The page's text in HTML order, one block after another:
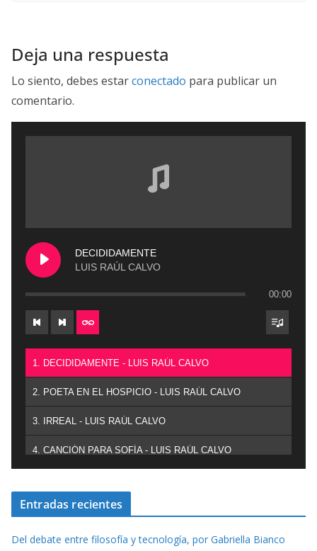
Deja una respuesta
Lo siento, debes estarconectado para publicar un
comentario.
DECIDIDAMENTE
LUIS RAÚL CALVO
00:00
1. DECIDIDAMENTE - LUIS RAÚL CALVO
2. POETA EN EL HOSPICIO - LUIS RAÚL CALVO
3. IRREAL - LUIS RAÚL CALVO
4. CANCIÓN PARA SOFÍA - LUIS RAÚL CALVO
Entradas recientes
Del debate entre filosofía y tecnología, por Gabriella Bianco